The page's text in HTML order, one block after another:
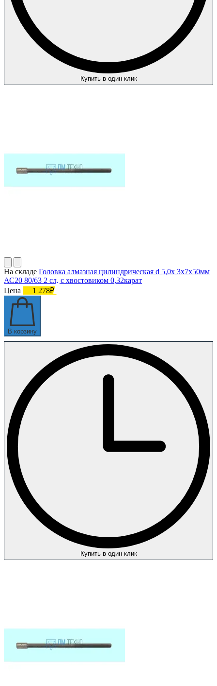
Купить в один клик
На складе Головка алмазная цилиндрическая d 5,0х 3х7х50мм
АС20 80/63 2 сл. с хвостовиком 0,32карат
Цена
1 278₽
В корзину
Купить в один клик